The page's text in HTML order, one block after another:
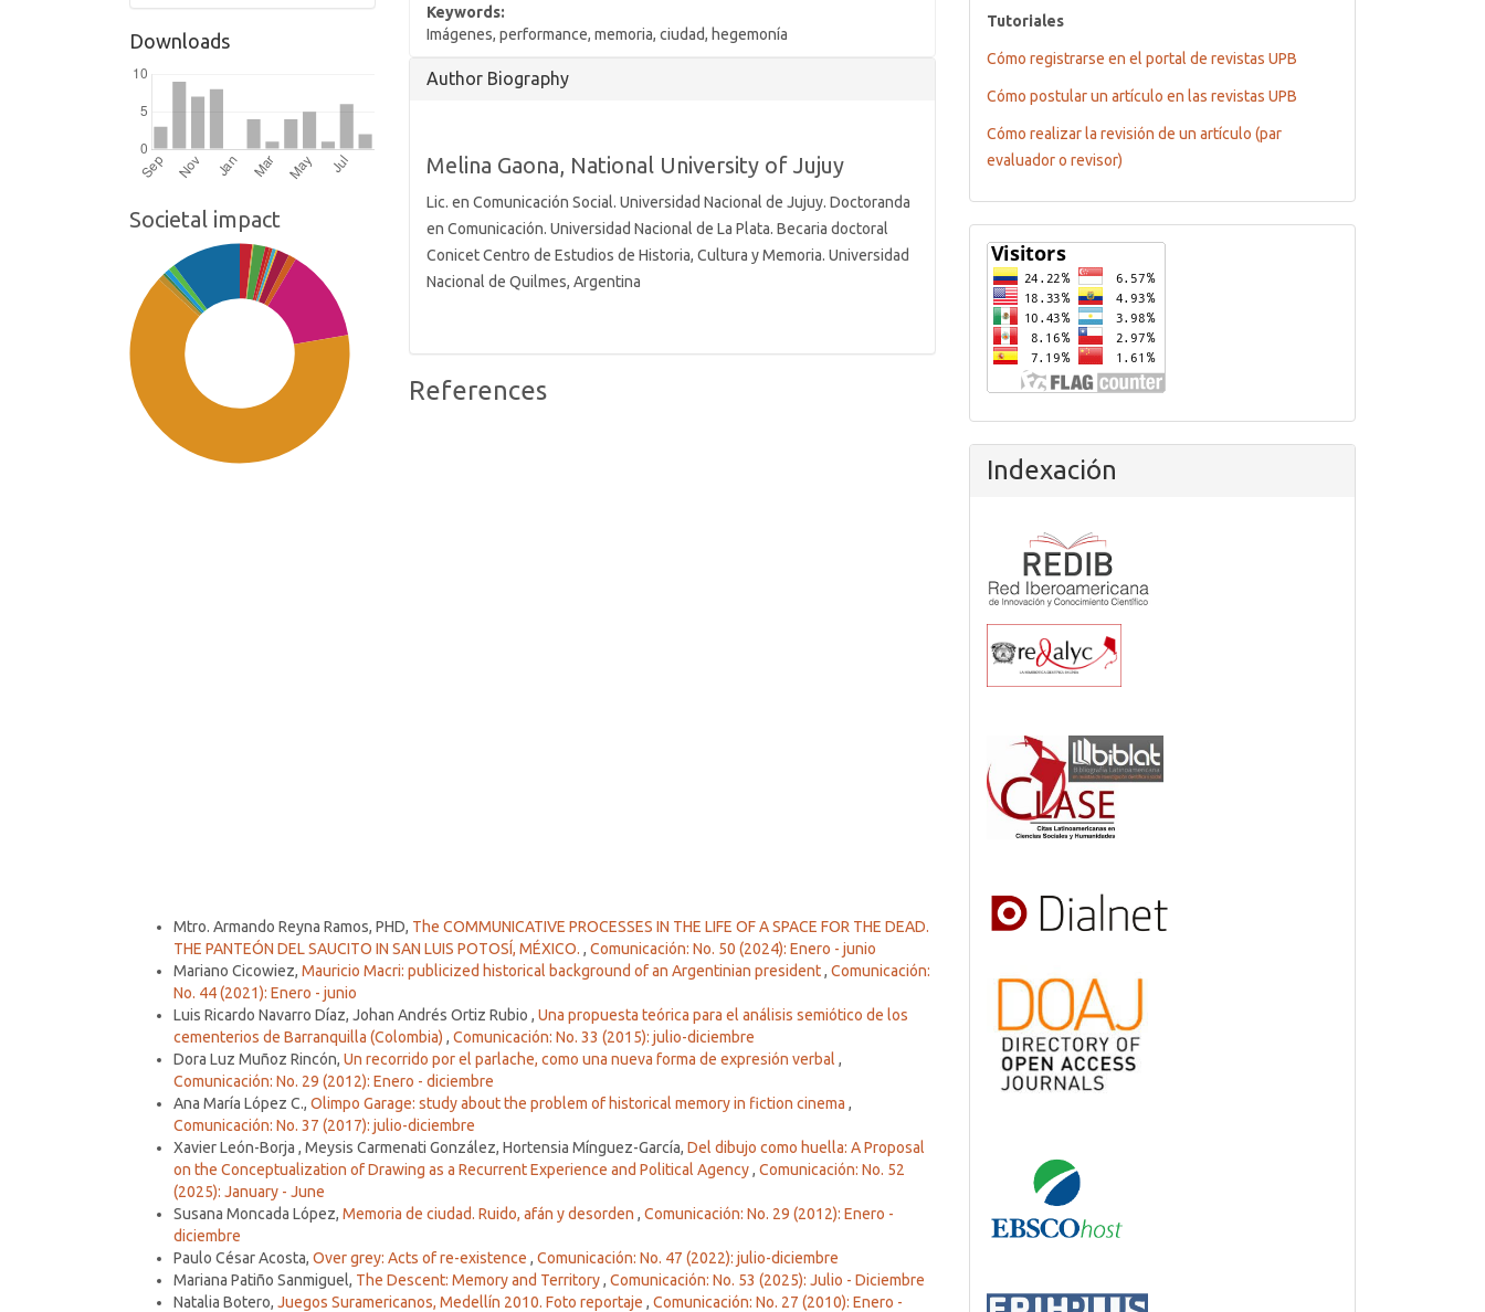
Downloads
Societal impact
Keywords:
Imágenes, performance, memoria, ciudad, hegemonía
Article
Author Biography
Melina Gaona, National University of Jujuy
Lic. en Comunicación Social. Universidad Nacional de Jujuy. Doctoranda
en Comunicación. Universidad Nacional de La Plata. Becaria doctoral
Conicet Centro de Estudios de Historia, Cultura y Memoria. Universidad
Nacional de Quilmes, Argentina
References
Mtro. Armando Reyna Ramos, PHD, The COMMUNICATIVE PROCESSES IN THE LIFE OF A SPACE FOR THE DEAD.
THE PANTEÓN DEL SAUCITO IN SAN LUIS POTOSÍ, MÉXICO. , Comunicación: No. 50 (2024): Enero - junio
Mariano Cicowiez, Mauricio Macri: publicized historical background of an Argentinian president, Comunicación:
No. 44 (2021): Enero - junio
Luis Ricardo Navarro Díaz, Johan Andrés Ortiz Rubio , Una propuesta teórica para el análisis semiótico de los
cementerios de Barranquilla (Colombia) , Comunicación: No. 33 (2015): julio-diciembre
Dora Luz Muñoz Rincón, Un recorrido por el parlache, como una nueva forma de expresión verbal ,
Comunicación: No. 29 (2012): Enero - diciembre
Ana María López C., Olimpo Garage: study about the problem of historical memory in fiction cinema ,
Comunicación: No. 37 (2017): julio-diciembre
Xavier León-Borja , Meysis Carmenati González, Hortensia Mínguez-García, Del dibujo como huella: A Proposal
on the Conceptualization of Drawing as a Recurrent Experience and Political Agency, Comunicación: No. 52
(2025): January - June
Susana Moncada López, Memoria de ciudad. Ruido, afán y desorden , Comunicación: No. 29 (2012): Enero -
diciembre
Paulo César Acosta, Over grey: Acts of re-existence , Comunicación: No. 47 (2022): julio-diciembre
Mariana Patiño Sanmiguel, The Descent: Memory and Territory, Comunicación: No. 53 (2025): Julio - Diciembre
Natalia Botero, Juegos Suramericanos, Medellín 2010. Foto reportaje , Comunicación: No. 27 (2010): Enero -
tutoriales
Tutoriales
Cómo registrarse en el portal de revistas UPB
Cómo postular un artículo en las revistas UPB
Cómo realizar la revisión de un artículo (par
evaluador o revisor)
Flagcounter
Indexación